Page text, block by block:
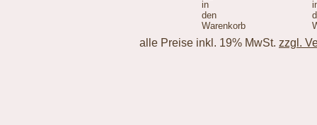
alle Preise inkl. 19% MwSt. zzgl.